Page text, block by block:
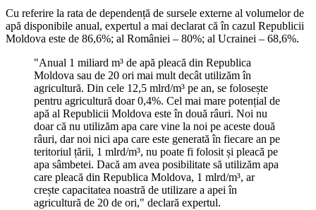
Cu referire la rata de dependență de sursele externe al volumelor de
apă disponibile anual, expertul a mai declarat că în cazul Republicii
Moldova este de 86,6%; al României – 80%; al Ucrainei – 68,6%.
"Anual 1 miliard m³ de apă pleacă din Republica
Moldova sau de 20 ori mai mult decât utilizăm în
agricultură. Din cele 12,5 mlrd/m³ pe an, se folosește
pentru agricultură doar 0,4%. Cel mai mare potențial de
apă al Republicii Moldova este în două râuri. Noi nu
doar că nu utilizăm apa care vine la noi pe aceste două
râuri, dar noi nici apa care este generată în fiecare an pe
teritoriul țării, 1 mlrd/m³, nu poate fi folosit și pleacă pe
apa sâmbetei. Dacă am avea posibilitate să utilizăm apa
care pleacă din Republica Moldova, 1 mlrd/m³, ar
crește capacitatea noastră de utilizare a apei în
agricultură de 20 de ori," declară expertul.